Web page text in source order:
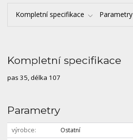
Kompletní specifikace Parametry
Kompletní specifikace
pas 35, délka 107
Parametry
výrobce
Ostatní